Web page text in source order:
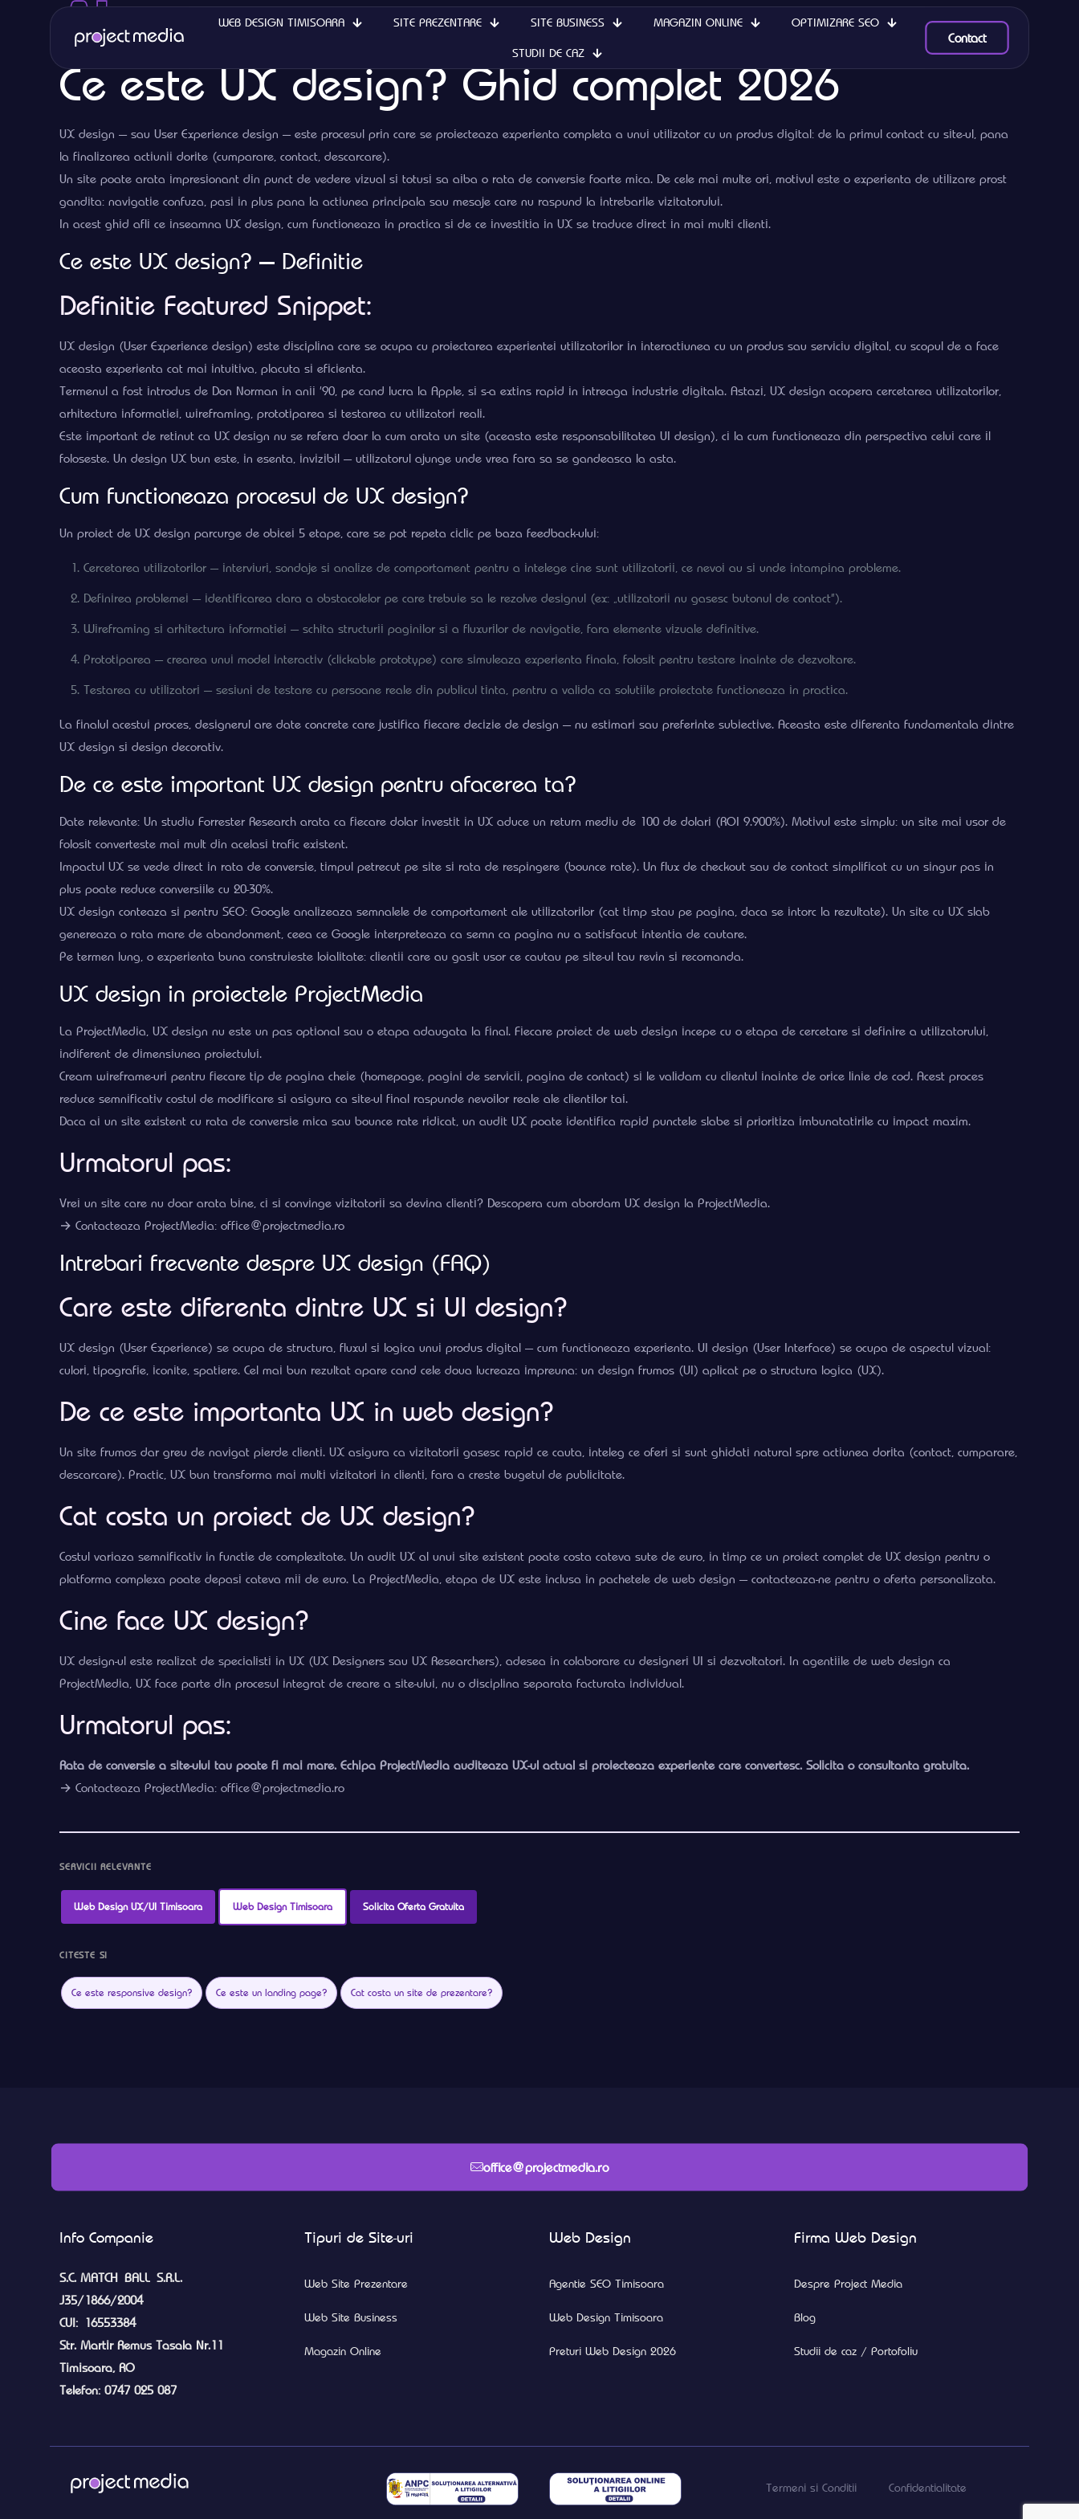
WEB DESIGN TIMISOARA SITE PREZENTARE SITE BUSINESS MAGAZIN ONLINE OPTIMIZARE SEO
STUDII DE CAZ
Contact
Ce este UX design? Ghid complet 2026
UX design — sau User Experience design — este procesul prin care se proiecteaza experienta completa a unui utilizator cu un produs digital: de la primul contact cu site-ul, pana
la finalizarea actiunii dorite (cumparare, contact, descarcare).
Un site poate arata impresionant din punct de vedere vizual si totusi sa aiba o rata de conversie foarte mica. De cele mai multe ori, motivul este o experienta de utilizare prost
gandita: navigatie confuza, pasi in plus pana la actiunea principala sau mesaje care nu raspund la intrebarile vizitatorului.
In acest ghid afli ce inseamna UX design, cum functioneaza in practica si de ce investitia in UX se traduce direct in mai multi clienti.
Ce este UX design? — Definitie
Definitie Featured Snippet:
UX design (User Experience design) este disciplina care se ocupa cu proiectarea experientei utilizatorilor in interactiunea cu un produs sau serviciu digital, cu scopul de a face
aceasta experienta cat mai intuitiva, placuta si eficienta.
Termenul a fost introdus de Don Norman in anii ’90, pe cand lucra la Apple, si s-a extins rapid in intreaga industrie digitala. Astazi, UX design acopera cercetarea utilizatorilor,
arhitectura informatiei, wireframing, prototiparea si testarea cu utilizatori reali.
Este important de retinut ca UX design nu se refera doar la cum arata un site (aceasta este responsabilitatea UI design), ci la cum functioneaza din perspectiva celui care il
foloseste. Un design UX bun este, in esenta, invizibil — utilizatorul ajunge unde vrea fara sa se gandeasca la asta.
Cum functioneaza procesul de UX design?
Un proiect de UX design parcurge de obicei 5 etape, care se pot repeta ciclic pe baza feedback-ului:
Cercetarea utilizatorilor — interviuri, sondaje si analize de comportament pentru a intelege cine sunt utilizatorii, ce nevoi au si unde intampina probleme.
Definirea problemei — identificarea clara a obstacolelor pe care trebuie sa le rezolve designul (ex: „utilizatorii nu gasesc butonul de contact”).
Wireframing si arhitectura informatiei — schita structurii paginilor si a fluxurilor de navigatie, fara elemente vizuale definitive.
Prototiparea — crearea unui model interactiv (clickable prototype) care simuleaza experienta finala, folosit pentru testare inainte de dezvoltare.
Testarea cu utilizatori — sesiuni de testare cu persoane reale din publicul tinta, pentru a valida ca solutiile proiectate functioneaza in practica.
La finalul acestui proces, designerul are date concrete care justifica fiecare decizie de design — nu estimari sau preferinte subiective. Aceasta este diferenta fundamentala dintre
UX design si design decorativ.
De ce este important UX design pentru afacerea ta?
Date relevante: Un studiu Forrester Research arata ca fiecare dolar investit in UX aduce un return mediu de 100 de dolari (ROI 9.900%). Motivul este simplu: un site mai usor de
folosit converteste mai mult din acelasi trafic existent.
Impactul UX se vede direct in rata de conversie, timpul petrecut pe site si rata de respingere (bounce rate). Un flux de checkout sau de contact simplificat cu un singur pas in
plus poate reduce conversiile cu 20-30%.
UX design conteaza si pentru SEO: Google analizeaza semnalele de comportament ale utilizatorilor (cat timp stau pe pagina, daca se intorc la rezultate). Un site cu UX slab
genereaza o rata mare de abandonment, ceea ce Google interpreteaza ca semn ca pagina nu a satisfacut intentia de cautare.
Pe termen lung, o experienta buna construieste loialitate: clientii care au gasit usor ce cautau pe site-ul tau revin si recomanda.
UX design in proiectele ProjectMedia
La ProjectMedia, UX design nu este un pas optional sau o etapa adaugata la final. Fiecare proiect de web design incepe cu o etapa de cercetare si definire a utilizatorului,
indiferent de dimensiunea proiectului.
Cream wireframe-uri pentru fiecare tip de pagina cheie (homepage, pagini de servicii, pagina de contact) si le validam cu clientul inainte de orice linie de cod. Acest proces
reduce semnificativ costul de modificare si asigura ca site-ul final raspunde nevoilor reale ale clientilor tai.
Daca ai un site existent cu rata de conversie mica sau bounce rate ridicat, un audit UX poate identifica rapid punctele slabe si prioritiza imbunatatirile cu impact maxim.
Urmatorul pas:
Vrei un site care nu doar arata bine, ci si convinge vizitatorii sa devina clienti? Descopera cum abordam UX design la ProjectMedia.
→ Contacteaza ProjectMedia: office@projectmedia.ro
Intrebari frecvente despre UX design (FAQ)
Care este diferenta dintre UX si UI design?
UX design (User Experience) se ocupa de structura, fluxul si logica unui produs digital — cum functioneaza experienta. UI design (User Interface) se ocupa de aspectul vizual:
culori, tipografie, iconite, spatiere. Cel mai bun rezultat apare cand cele doua lucreaza impreuna: un design frumos (UI) aplicat pe o structura logica (UX).
De ce este importanta UX in web design?
Un site frumos dar greu de navigat pierde clienti. UX asigura ca vizitatorii gasesc rapid ce cauta, inteleg ce oferi si sunt ghidati natural spre actiunea dorita (contact, cumparare,
descarcare). Practic, UX bun transforma mai multi vizitatori in clienti, fara a creste bugetul de publicitate.
Cat costa un proiect de UX design?
Costul variaza semnificativ in functie de complexitate. Un audit UX al unui site existent poate costa cateva sute de euro, in timp ce un proiect complet de UX design pentru o
platforma complexa poate depasi cateva mii de euro. La ProjectMedia, etapa de UX este inclusa in pachetele de web design — contacteaza-ne pentru o oferta personalizata.
Cine face UX design?
UX design-ul este realizat de specialisti in UX (UX Designers sau UX Researchers), adesea in colaborare cu designeri UI si dezvoltatori. In agentiile de web design ca
ProjectMedia, UX face parte din procesul integrat de creare a site-ului, nu o disciplina separata facturata individual.
Urmatorul pas:
Rata de conversie a site-ului tau poate fi mai mare. Echipa ProjectMedia auditeaza UX-ul actual si proiecteaza experiente care convertesc. Solicita o consultanta gratuita.
→ Contacteaza ProjectMedia: office@projectmedia.ro
SERVICII RELEVANTE
Web Design UX/UI Timisoara Web Design Timisoara Solicita Oferta Gratuita
CITESTE SI
Ce este responsive design? Ce este un landing page? Cat costa un site de prezentare?
office@projectmedia.ro
Info Companie
S.C. MATCH BALL S.R.L.
J35/1866/2004
CUI: 16553384
Str. Martir Remus Tasala Nr.11
Timisoara, RO
Telefon: 0747 025 087
Tipuri de Site-uri
Web Site Prezentare
Web Site Business
Magazin Online
Web Design
Agentie SEO Timisoara
Web Design Timisoara
Preturi Web Design 2026
Firma Web Design
Despre Project Media
Blog
Studii de caz / Portofoliu
Termeni si Conditii Confidentialitate